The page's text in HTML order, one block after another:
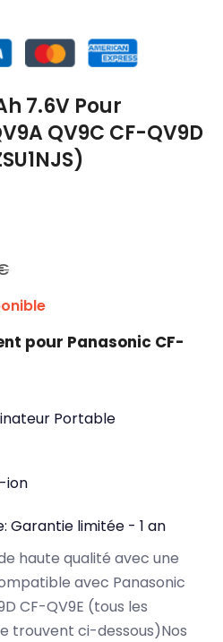
7.6V Pour
QV9C CF-QV9D
pour Panasonic CF-
Portable
ion
Garantie limitée - 1 an
haute qualité avec une
avec Panasonic
CF-QV9E (tous les
trouvent ci-dessous)Nos